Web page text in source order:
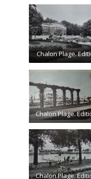
Chalon Plage.
Chalon Plage.
Chalon Plage.